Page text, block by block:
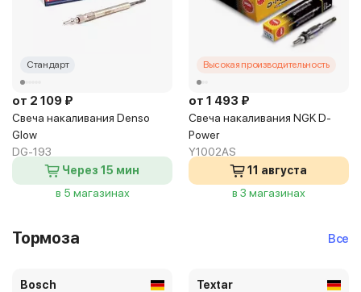
Стандарт
от 2 109 ₽
Свеча накаливания Denso
Glow
DG-193
Через 15 мин
в 5 магазинах
Высокая производительность
от 1 493 ₽
Свеча накаливания NGK D-
Power
Y1002AS
11 августа
в 3 магазинах
Тормоза Все
Bosch Textar